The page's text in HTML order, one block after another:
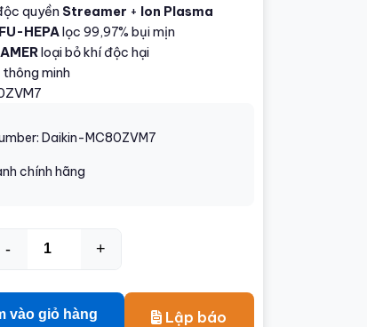
quyền Streamer + Ion Plasma
HEPAlọc 99,97% bụi mịn
loại bỏ khí độc hại
thông minh
Daikin-MC80ZVM7
chính hãng
- +
vào giỏ hàng
Lập báo